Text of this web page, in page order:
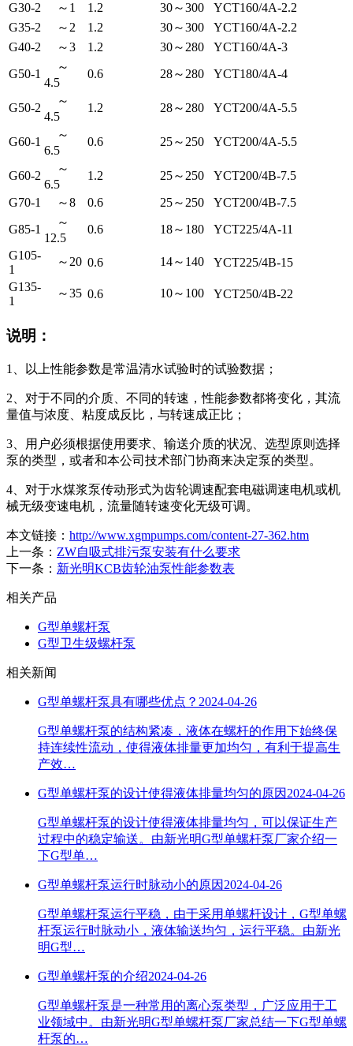
G30-2
～1 1.2 30～300
YCT160/4A-2.2
G35-2
～2 1.2 30～300
YCT160/4A-2.2
G40-2
～3 1.2 30～280
YCT160/4A-3
G50-1
～
4.5
0.6 28～280 YCT180/4A-4
G50-2
～
4.5
1.2 28～280 YCT200/4A-5.5
G60-1
～
6.5
0.6 25～250 YCT200/4A-5.5
G60-2
～
6.5
1.2 25～250
YCT200/4B-7.5
G70-1
～8 0.6 25～250
YCT200/4B-7.5
G85-1
～
12.5
0.6 18～180
YCT225/4A-11
G105-
1
～20 0.6 14～140
YCT225/4B-15
G135-
1
～35 0.6 10～100 YCT250/4B-22
说明：
1、以上性能参数是常温清水试验时的试验数据；
2、对于不同的介质、不同的转速，性能参数都将变化，其流
量值与浓度、粘度成反比，与转速成正比；
3、用户必须根据使用要求、输送介质的状况、选型原则选择
泵的类型，或者和本公司技术部门协商来决定泵的类型。
4、对于水煤浆泵传动形式为齿轮调速配套电磁调速电机或机
械无级变速电机，流量随转速变化无级可调。
本文链接： http://www.xgmpumps.com/content-27-362.htm
上一条： ZW自吸式排污泵安装有什么要求
下一条： 新光明KCB齿轮油泵性能参数表
相关产品
G型单螺杆泵
G型卫生级螺杆泵
相关新闻
G型单螺杆泵具有哪些优点？ 2024-04-26
G型单螺杆泵的结构紧凑，液体在螺杆的作用下始终保
持连续性流动，使得液体排量更加均匀，有利于提高生
产效…
G型单螺杆泵的设计使得液体排量均匀的原因 2024-04-26
G型单螺杆泵的设计使得液体排量均匀，可以保证生产
过程中的稳定输送。由新光明G型单螺杆泵厂家介绍一
下G型单…
G型单螺杆泵运行时脉动小的原因 2024-04-26
G型单螺杆泵运行平稳，由于采用单螺杆设计，G型单螺
杆泵运行时脉动小，液体输送均匀，运行平稳。由新光
明G型…
G型单螺杆泵的介绍2024-04-26
G型单螺杆泵是一种常用的离心泵类型，广泛应用于工
业领域中。由新光明G型单螺杆泵厂家总结一下G型单螺
杆泵的…